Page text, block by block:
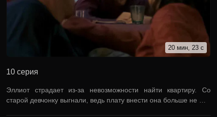
20 мин, 23 с
10 серия
Эллиот страдает из-за невозможности найти квартиру. Со
старой девчонку выгнали, ведь плату внести она больше не …